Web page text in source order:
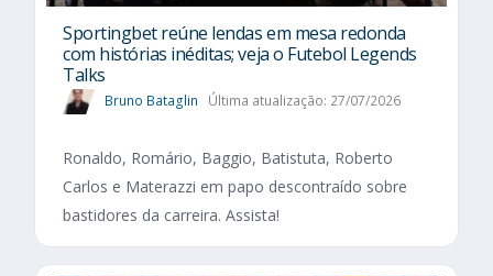
Sportingbet reúne lendas em mesa redonda
com histórias inéditas; veja o Futebol Legends
Talks
Bruno Bataglin Última atualização: 27/07/2026
Ronaldo, Romário, Baggio, Batistuta, Roberto
Carlos e Materazzi em papo descontraído sobre
bastidores da carreira. Assista!